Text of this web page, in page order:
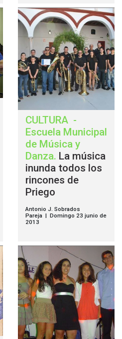
CULTURA -
Escuela Municipal
de Música y
Danza. La música
inunda todos los
rincones de
Priego
Antonio J. Sobrados
Pareja | Domingo 23 junio de
2013